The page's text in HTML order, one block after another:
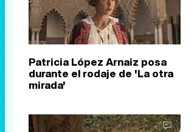
Patricia López Arnaiz posa
durante el rodaje de 'La otra
mirada'